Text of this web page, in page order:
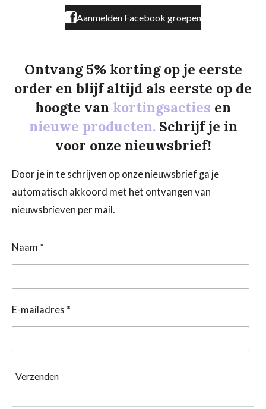
Aanmelden Facebook groepen
Ontvang 5% korting op je eerste
order en blijf altijd als eerste op de
hoogte van kortingsacties en
nieuwe producten. Schrijf je in
voor onze nieuwsbrief!
Door je in te schrijven op onze nieuwsbrief ga je
automatisch akkoord met het ontvangen van
nieuwsbrieven per mail.
Naam *
E-mailadres *
Verzenden